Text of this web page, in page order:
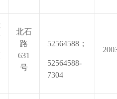
北石
路
631
号
52564588；
52564588-
7304